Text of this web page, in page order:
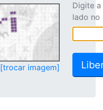
[trocar imagem]
Digite
lado no